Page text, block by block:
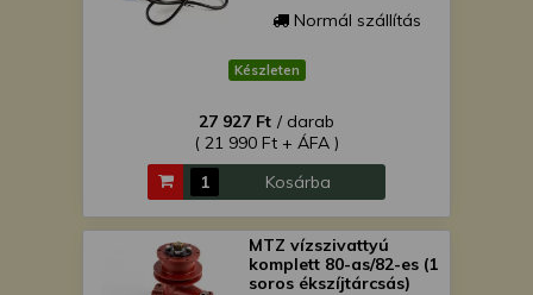
Normál szállítás
Készleten
27 927 Ft / darab
( 21 990 Ft + ÁFA )
Kosárba
MTZ vízszivattyú
komplett 80-as/82-es (1
soros ékszíjtárcsás)